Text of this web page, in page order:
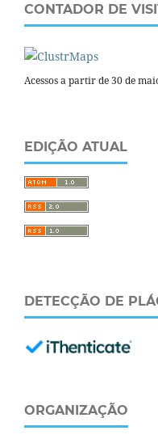
CONTADOR DE
Acessos a partir de 30 de
EDIÇÃO ATUAL
DETECÇÃO DE
ORGANIZAÇÃO